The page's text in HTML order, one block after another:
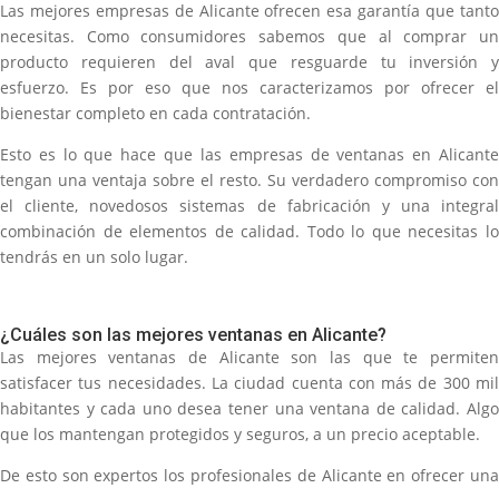
Las mejores empresas de Alicante ofrecen esa garantía que tanto
necesitas. Como consumidores sabemos que al comprar un
producto requieren del aval que resguarde tu inversión y
esfuerzo. Es por eso que nos caracterizamos por ofrecer el
bienestar completo en cada contratación.
Esto es lo que hace que las empresas de ventanas en Alicante
tengan una ventaja sobre el resto. Su verdadero compromiso con
el cliente, novedosos sistemas de fabricación y una integral
combinación de elementos de calidad. Todo lo que necesitas lo
tendrás en un solo lugar.
¿Cuáles son las mejores ventanas en Alicante?
Las mejores ventanas de Alicante son las que te permiten
satisfacer tus necesidades. La ciudad cuenta con más de 300 mil
habitantes y cada uno desea tener una ventana de calidad. Algo
que los mantengan protegidos y seguros, a un precio aceptable.
De esto son expertos los profesionales de Alicante en ofrecer una